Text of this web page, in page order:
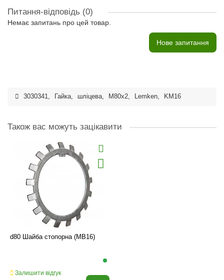
Питання-відповідь (0)
Немає запитань про цей товар.
Нове запитання
3030341, Гайка, шліцева, M80x2, Lemken, KM16
Також вас можуть зацікавити
d80 Шайба стопорна (MB16)
Залишити відгук